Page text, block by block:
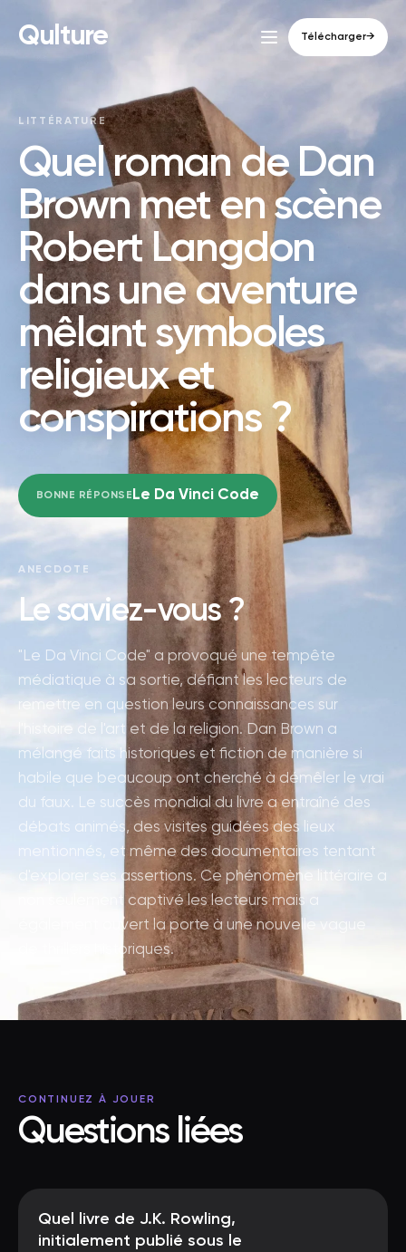
Qulture Télécharger→
LITTÉRATURE
Quel roman de Dan
Brown met en scène
Robert Langdon
dans une aventure
mêlant symboles
religieux et
conspirations ?
BONNE RÉPONSE Le Da Vinci Code
ANECDOTE
Le saviez-vous ?
"Le Da Vinci Code" a provoqué une tempête
médiatique à sa sortie, défiant les lecteurs de
remettre en question leurs connaissances sur
l'histoire de l'art et de la religion. Dan Brown a
mélangé faits historiques et fiction de manière si
habile que beaucoup ont cherché à démêler le vrai
du faux. Le succès mondial du livre a entraîné des
débats animés, des visites guidées des lieux
mentionnés, et même des documentaires tentant
d'explorer ses assertions. Ce phénomène littéraire a
non seulement captivé les lecteurs mais a
également ouvert la porte à une nouvelle vague
de thrillers historiques.
CONTINUEZ À JOUER
Questions liées
Quel livre de J.K. Rowling,
initialement publié sous le